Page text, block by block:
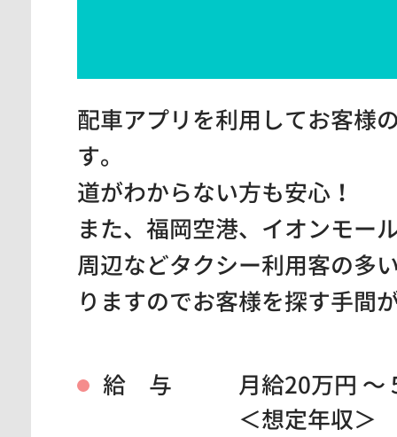
配車アプリを利用してお客様
す。
道がわからない方も安心！
また、福岡空港、イオンモー
周辺などタクシー利用客の多
りますのでお客様を探す手間
給 与
月給20万円 ～
＜想定年収＞